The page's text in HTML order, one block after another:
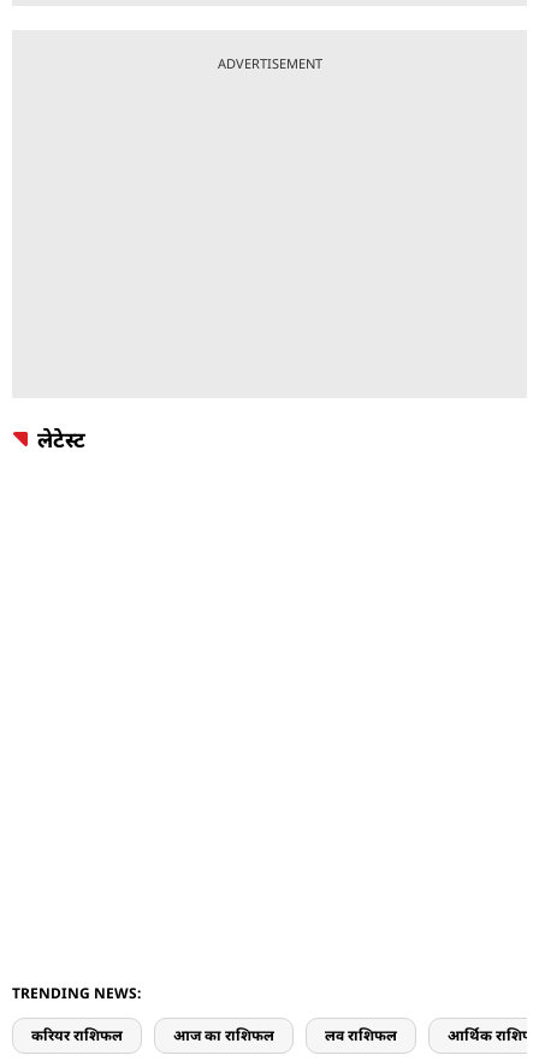
ADVERTISEMENT
लेटेस्ट
TRENDING NEWS:
करियर राशिफल आज का राशिफल लव राशिफल आर्थिक